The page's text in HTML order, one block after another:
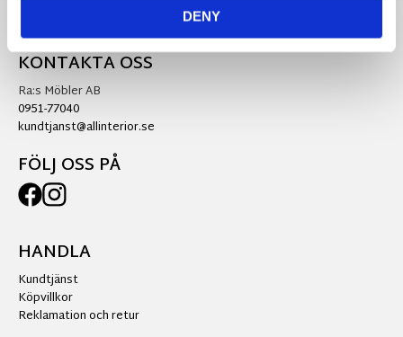
DENY
KONTAKTA OSS
Ra:s Möbler AB
0951-77040
kundtjanst@allinterior.se
FÖLJ OSS PÅ
HANDLA
Kundtjänst
Köpvillkor
Reklamation och retur